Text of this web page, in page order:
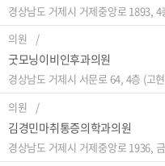
경상남도 거제시 거제중앙로 1893, 4
의원
굿모닝이비인후과의원
경상남도 거제시 서문로 64, 4층 (고
의원
김경민마취통증의학과의원
경상남도 거제시 거제중앙로 1936,